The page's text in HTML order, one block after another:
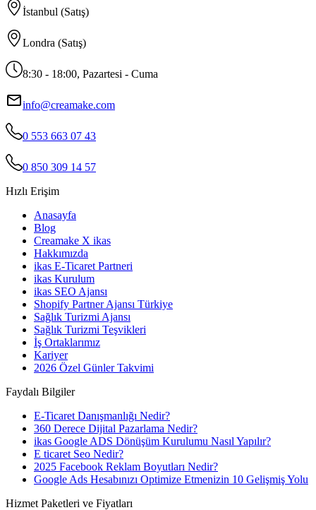
İstanbul (Satış)
Londra (Satış)
8:30 - 18:00, Pazartesi - Cuma
info@creamake.com
0 553 663 07 43
0 850 309 14 57
Hızlı Erişim
Anasayfa
Blog
Creamake X ikas
Hakkımızda
ikas E-Ticaret Partneri
ikas Kurulum
ikas SEO Ajansı
Shopify Partner Ajansı Türkiye
Sağlık Turizmi Ajansı
Sağlık Turizmi Teşvikleri
İş Ortaklarımız
Kariyer
2026 Özel Günler Takvimi
Faydalı Bilgiler
E-Ticaret Danışmanlığı Nedir?
360 Derece Dijital Pazarlama Nedir?
ikas Google ADS Dönüşüm Kurulumu Nasıl Yapılır?
E ticaret Seo Nedir?
2025 Facebook Reklam Boyutları Nedir?
Google Ads Hesabınızı Optimize Etmenizin 10 Gelişmiş Yolu
Hizmet Paketleri ve Fiyatları